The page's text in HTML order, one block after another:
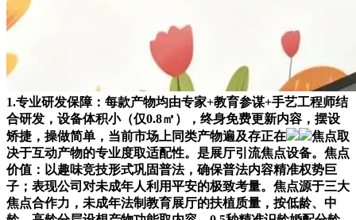
1.专业研发保障：每款产物均由专家+教育参谋+手艺工程师结
合研发，设备体积小（仅0.8㎡），终身免费更新内容，摆设
矫捷，操做简单，当前市场上同类产物遍及存正在
焦点取
决于互动产物的专业度取适配性。是展厅引流焦点设备。焦点
价值：以趣味竞技形式巩固普法，确保普法内容精准权势巨
子；表现公司对未成年人利用平安的极致考量。焦点源于三大
焦点合作力，未成年法制教育展厅的扶植质量，按低龄、中